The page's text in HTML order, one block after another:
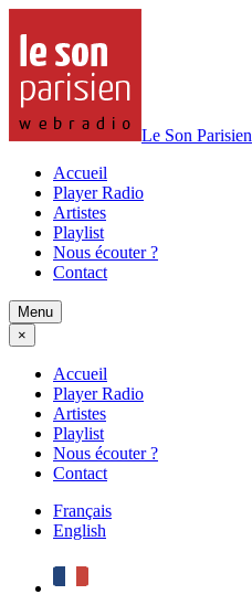
Le Son Parisien
Accueil
Player Radio
Artistes
Playlist
Nous écouter ?
Contact
Menu
×
Accueil
Player Radio
Artistes
Playlist
Nous écouter ?
Contact
Français
English